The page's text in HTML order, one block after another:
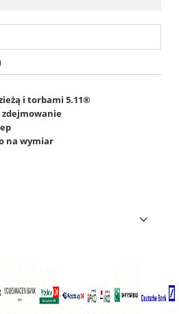
i torbami 5.11®
zdejmowanie
na wymiar